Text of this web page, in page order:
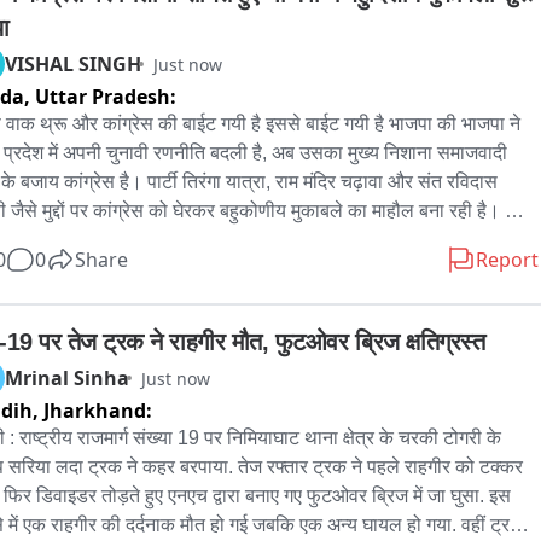
VISHAL SINGH Just now
Uttar Pradesh:
थ्रू और कांग्रेस की बाईट गयी है इससे बाईट गयी है भाजपा की भाजपा ने
प्रदेश में अपनी चुनावी रणनीति बदली है, अब उसका मुख्य निशाना समाजवादी
के बजाय कांग्रेस है। पार्टी तिरंगा यात्रा, राम मंदिर चढ़ावा और संत रविदास
जैसे मुद्दों पर कांग्रेस को घेरकर बहुकोणीय मुकाबले का माहौल बना रही है।
भले ही भाजपा और सपा की सीधी लड़ाई नजर आ रही है, लेकिन भाजपा ने अब
की ताकत को कम नहीं आंका जाएगा। बदली रणनीति के तहत भाजपा ने यूपी में
मुकाबले का नैरेटिव बनाना शुरू कर दिया है। बाईट अवनीश_tyagi प्रवक्ता
इस बहाने पार्टी वोटरों को बताना चाहेगी कि दोनों दल प्रदेश के लिए
होंगे। इसके लिए भाजपा ने विषय भी चुने हैं। तिरंगा यात्रा के दौरान एक
श्रेष्ठ भारत, मिशन 2047, विभाजन विभीषिका पर संगोष्ठी और मौन जुलूस जैसे
को छेड़कर कांग्रेस को घेरने की रणनीति बनाया है संत रविदास समरसता संकल्प
के तहत भाजपा लोगों को यह बताने का प्रयास कर रही है कि कांग्रेस ने जात-
डॉ. भीमराव आंबेडकर जैसे बड़े दलित चेहरों को आगे बढ़ने से रोका उन्हें
0 Share Report
पर तेज ट्रक ने राहगीर मौत, फुटओवर ब्रिज क्षतिग्रस्त
Mrinal Sinha Just now
Jharkhand:
: राष्ट्रीय राजमार्ग संख्या 19 पर निमियाघाट थाना क्षेत्र के चरकी टोगरी के
सरिया लदा ट्रक ने कहर बरपाया. तेज रफ्तार ट्रक ने पहले राहगीर को टक्कर
फिर डिवाइडर तोड़ते हुए एनएच द्वारा बनाए गए फुटओवर ब्रिज में जा घुसा. इस
में एक राहगीर की दर्दनाक मौत हो गई जबकि एक अन्य घायल हो गया. वहीं ट्रक